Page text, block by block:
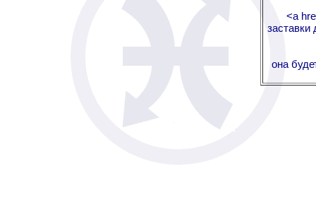
<a
заставки
она